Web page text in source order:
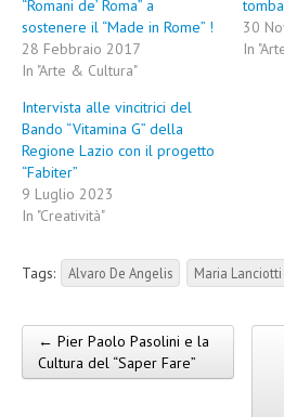
“Romani de’ Roma” a
sostenere il “Made in Rome” !
28 Febbraio 2017
In "Arte & Cultura"
30
In
Intervista alle vincitrici del
Bando “Vitamina G” della
Regione Lazio con il progetto
“Fabiter”
9 Luglio 2023
In "Creatività"
Tags: Alvaro De Angelis Maria Lanciotti
Post navigation
← Pier Paolo Pasolini e la
Cultura del “Saper Fare”